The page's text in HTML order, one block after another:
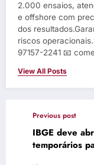
2.000 ensaios,
e offshore com
dos
riscos
97157-2241 📧
View All Posts
Previous post
IBGE deve
temporários